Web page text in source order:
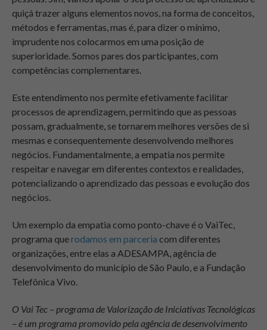
quiçá trazer alguns elementos novos, na forma de conceitos,
métodos e ferramentas, mas é, para dizer o mínimo,
imprudente nos colocarmos em uma posição de
superioridade. Somos pares dos participantes, com
competências complementares.
Este entendimento nos permite efetivamente facilitar
processos de aprendizagem, permitindo que as pessoas
possam, gradualmente, se tornarem melhores versões de si
mesmas e consequentemente desenvolvendo melhores
negócios. Fundamentalmente, a empatia nos permite
respeitar e navegar em diferentes contextos e realidades,
potencializando o aprendizado das pessoas e evolução dos
negócios.
Um exemplo da empatia como ponto-chave é o VaiTec,
programa querodamos em parceria com diferentes
organizações, entre elas a ADESAMPA, agência de
desenvolvimento do município de São Paulo, e a Fundação
Telefônica Vivo.
O Vai Tec – programa de Valorização de Iniciativas Tecnológicas
– é um programa promovido pela agência de desenvolvimento